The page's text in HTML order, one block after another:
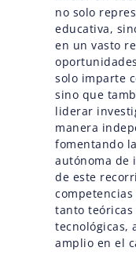
no solo
educativa,
en un vasto
solo imparte
sino que
liderar
manera
fomentando
autónoma de
de este
tanto teóricas
tecnológicas,
amplio en el